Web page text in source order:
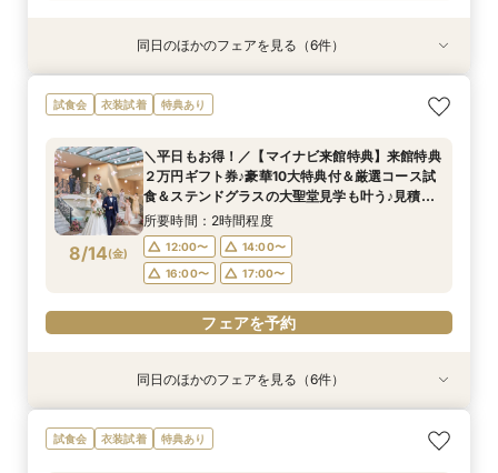
8/13(木)
「結婚式っていくらお金かかるの？」見学前に
30分無料オンライン相談会
12:00〜
フェアを予約
衣装試着
8/13(木)
『結婚式をするか迷っているおふたりへ』なんで
も相談会
12:00〜
14:00〜
16:00〜
17:00〜
フェアを予約
衣装試着
8/13(木)
お子様と叶える★パパママ婚＆マタニティ安心相
談会フェア
12:00〜
14:00〜
16:00〜
17:00〜
フェアを予約
特典あり
8/13(木)
【気軽に90分見学】効率よく短時間で見学&相談
☆クイックフェア
12:00〜
14:00〜
16:00〜
17:00〜
フェアを予約
衣装試着 特典あり
8/13(木)
【少人数・家族婚おすすめ*】おもてなし料理試
食&相談会
12:00〜
14:00〜
16:00〜
17:00〜
フェアを予約
衣装試着
8/13(木)
【何もきまってなくてOK◎】常陸牛試食&初見学
おすすめの相談会
12:00〜
14:00〜
16:00〜
17:00〜
フェアを予約
同日のほかのフェアを見る（6件）
試食会 衣装試着 特典あり
8/14(金)
＼平日もお得！／【マイナビ来館特典】来館特典
２万円ギフト券♪豪華10大特典付＆厳選コース試
食＆ステンドグラスの大聖堂見学も叶う♪見積り
しっかり相談♪
所要時間：2時間程度
12:00〜
14:00〜
16:00〜
17:00〜
フェアを予約
「結婚式っていくらお金かかるの？」見学前に
30分無料オンライン相談会
衣装試着
『結婚式をするか迷っているおふたりへ』なんで
も相談会
衣装試着
お子様と叶える★パパママ婚＆マタニティ安心相
談会フェア
特典あり
【気軽に90分見学】効率よく短時間で見学&相談
☆クイックフェア
衣装試着 特典あり
【少人数・家族婚おすすめ*】おもてなし料理試
食&相談会
衣装試着
【何もきまってなくてOK◎】常陸牛試食&初見学
おすすめの相談会
同日のほかのフェアを見る（6件）
試食会 衣装試着 特典あり